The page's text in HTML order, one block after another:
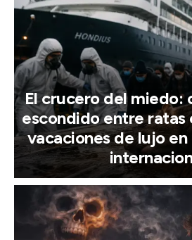
El crucero del miedo:
escondido entre ratas
vacaciones de lujo en